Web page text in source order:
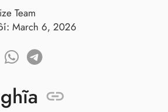
Team
March 6, 2026